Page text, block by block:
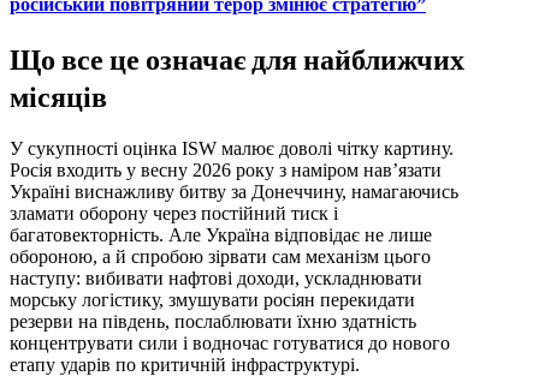
російський повітряний терор змінює стратегію”
Що все це означає для найближчих
місяців
У сукупності оцінка ISW малює доволі чітку картину.
Росія входить у весну 2026 року з наміром нав’язати
Україні виснажливу битву за Донеччину, намагаючись
зламати оборону через постійний тиск і
багатовекторність. Але Україна відповідає не лише
обороною, а й спробою зірвати сам механізм цього
наступу: вибивати нафтові доходи, ускладнювати
морську логістику, змушувати росіян перекидати
резерви на південь, послаблювати їхню здатність
концентрувати сили і водночас готуватися до нового
етапу ударів по критичній інфраструктурі.